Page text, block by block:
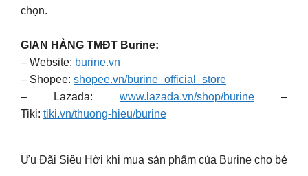
chọn.
GIAN HÀNG TMĐT Burine:
– Website: burine.vn
– Shopee: shopee.vn/burine_official_store
– Lazada: www.lazada.vn/shop/burine –
Tiki: tiki.vn/thuong-hieu/burine
Ưu Đãi Siêu Hời khi mua sản phẩm của Burine cho bé